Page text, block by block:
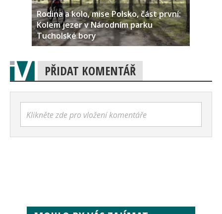
Rodina a kolo, mise Polsko, část první:
Kolem jezer v Národním parku
Tucholské bory
PŘIDAT KOMENTÁŘ
Klikněte zde pro vložení komentáře